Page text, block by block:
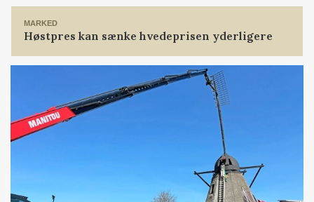
MARKED
Høstpres kan sænke hvedeprisen yderligere